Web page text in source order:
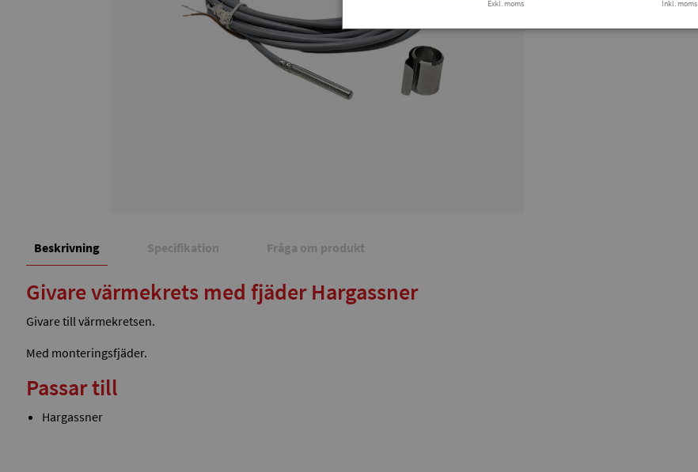
Beskrivning Specifikation Fråga om produkt
Givare värmekrets med fjäder Hargassner
Givare till värmekretsen.
Med monteringsfjäder.
Passar till
Hargassner
Exkl. moms Inkl. moms